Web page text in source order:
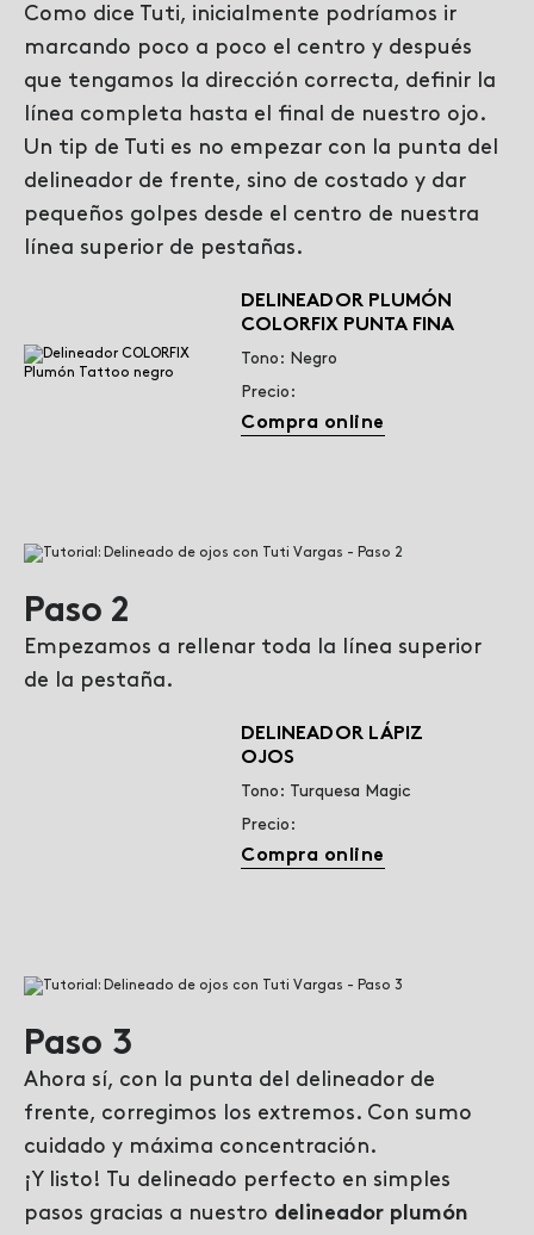
Como dice Tuti, inicialmente podríamos ir
marcando poco a poco el centro y después
que tengamos la dirección correcta, definir la
línea completa hasta el final de nuestro ojo.
Un tip de Tuti es no empezar con la punta del
delineador de frente, sino de costado y dar
pequeños golpes desde el centro de nuestra
línea superior de pestañas.
DELINEADOR PLUMÓN
COLORFIX PUNTA FINA
Tono: Negro
Precio:
Compra online
Paso 2
Empezamos a rellenar toda la línea superior
de la pestaña.
DELINEADOR LÁPIZ
OJOS
Tono: Turquesa Magic
Precio:
Compra online
Paso 3
Ahora sí, con la punta del delineador de
frente, corregimos los extremos. Con sumo
cuidado y máxima concentración.
¡Y listo! Tu delineado perfecto en simples
pasos gracias a nuestro delineador plumón